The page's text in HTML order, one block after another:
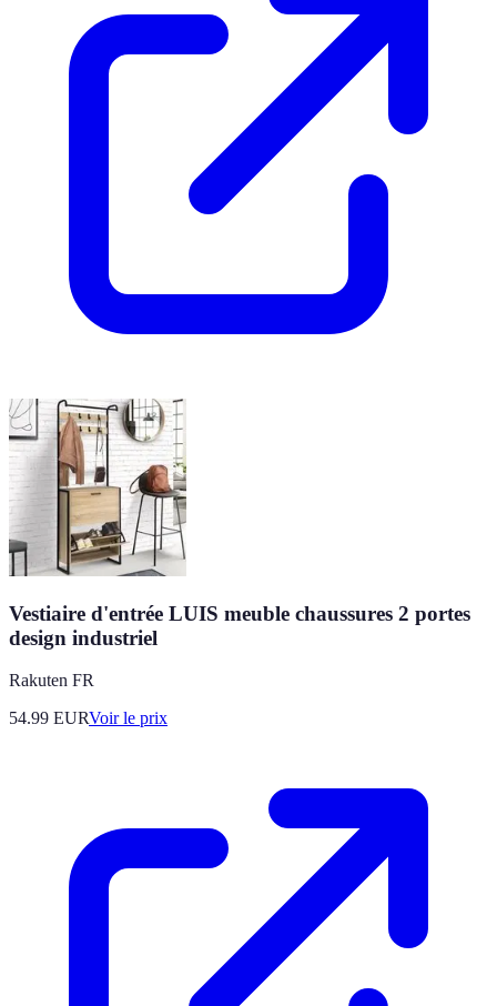
Vestiaire d'entrée LUIS meuble chaussures 2 portes
design industriel
Rakuten FR
54.99 EURVoir le prix